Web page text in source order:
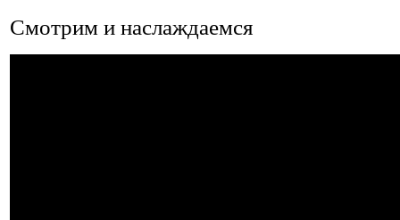
Смотрим и наслаждаемся